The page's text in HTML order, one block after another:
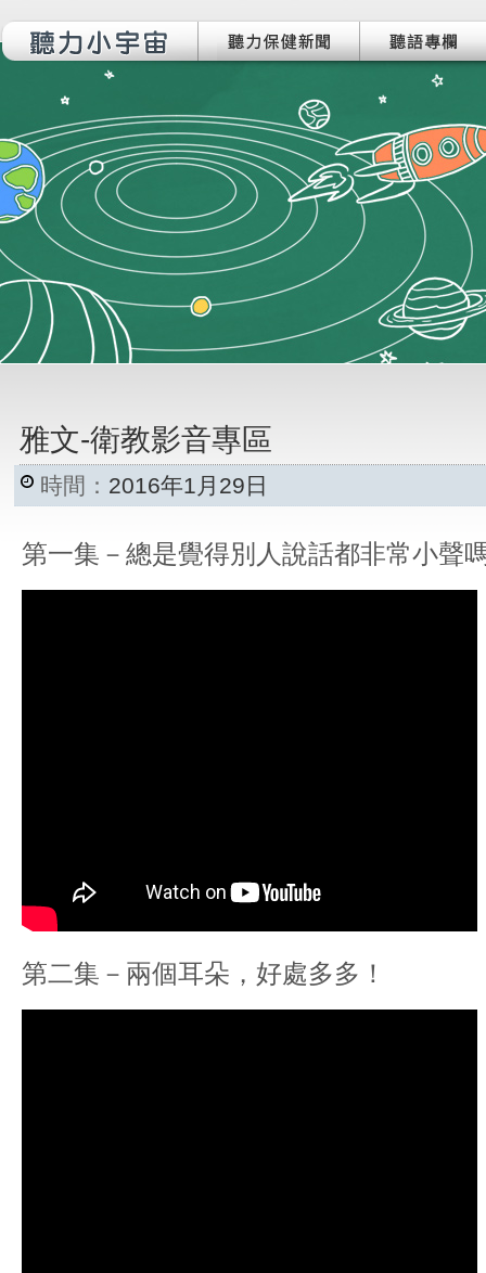
雅文-衛教影音專區
時間： 2016年1月29日
第一集－總是覺得別人說話都非常小聲
第二集－兩個耳朵，好處多多！